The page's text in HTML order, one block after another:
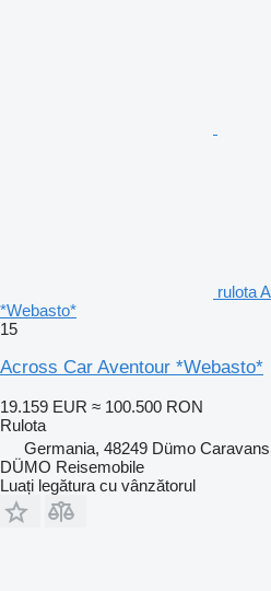
rulota
*Webasto*
15
Across Car Aventour *Webasto*
19.159 EUR ≈ 100.500 RON
Rulota
Germania, 48249 Dümo
DÜMO Reisemobile
Luați legătura cu vânzătorul